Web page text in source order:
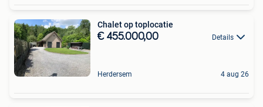
Chalet op toplocatie
€ 455.000,00 Details
Herdersem 4 aug 26